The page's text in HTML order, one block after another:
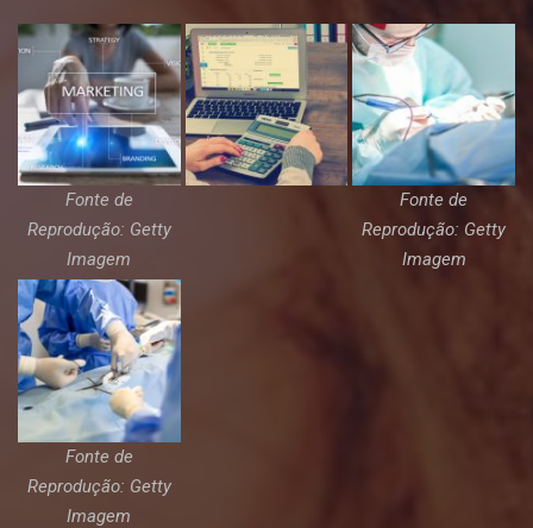
Fonte de
Reprodução: Getty
Imagem
Fonte de
Reprodução: Getty
Imagem
Fonte de
Reprodução: Getty
Imagem